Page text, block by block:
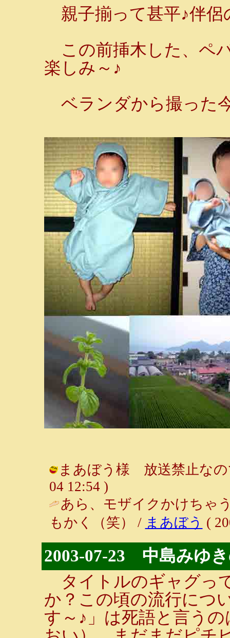
親子揃って甚平♪伴侶
この前挿木した、ペ
楽しみ～♪
ベランダから撮った
まあぼう様 放送禁止なの
04 12:54 )
あら、モザイクかけちゃ
もかく（笑） / まあぼう (
2003-07-23 中島みゆ
タイトルのギャグっ
か？この頃の流行につ
す～♪」は死語と言う